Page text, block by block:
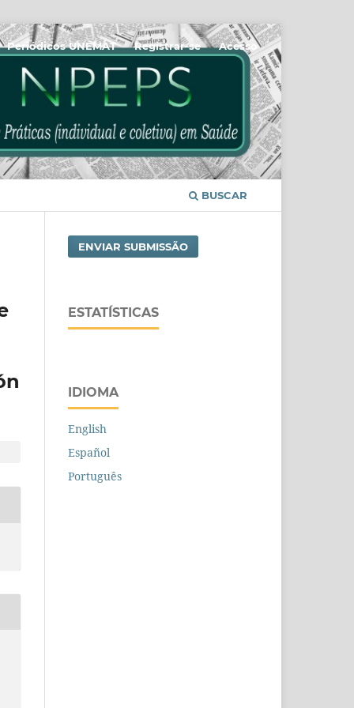
BUSCAR
Periódicos UNEMAT Registrar-se Acesso
ENVIAR SUBMISSÃO
ESTATÍSTICAS
IDIOMA
English
Español
Português